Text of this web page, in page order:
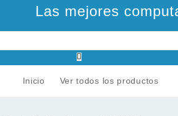
Las mejores
Inicio Ver todos los productos